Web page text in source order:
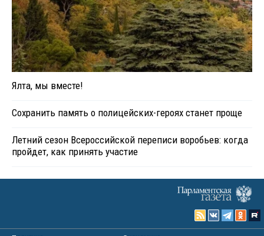
Ялта, мы вместе!
Сохранить память о полицейских-героях станет проще
Летний сезон Всероссийской переписи воробьев: когда
пройдет, как принять участие